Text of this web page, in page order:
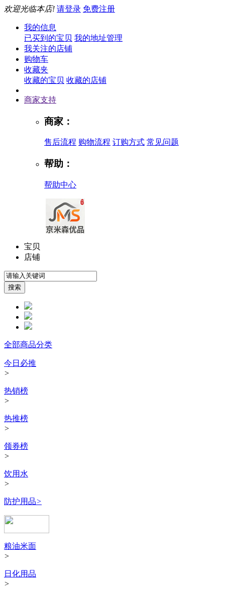
欢迎光临本店! 请登录 免费注册
我的信息
已买到的宝贝 我的地址管理
我关注的店铺
购物车
收藏夹
收藏的宝贝 收藏的店铺
商家支持
商家：
售后流程 购物流程 订购方式 常见问题
帮助：
帮助中心
宝贝
店铺
全部商品分类
今日必推
>
热销榜
>
热推榜
>
领券榜
>
饮用水
>
防护用品>
粮油米面
>
日化用品
>